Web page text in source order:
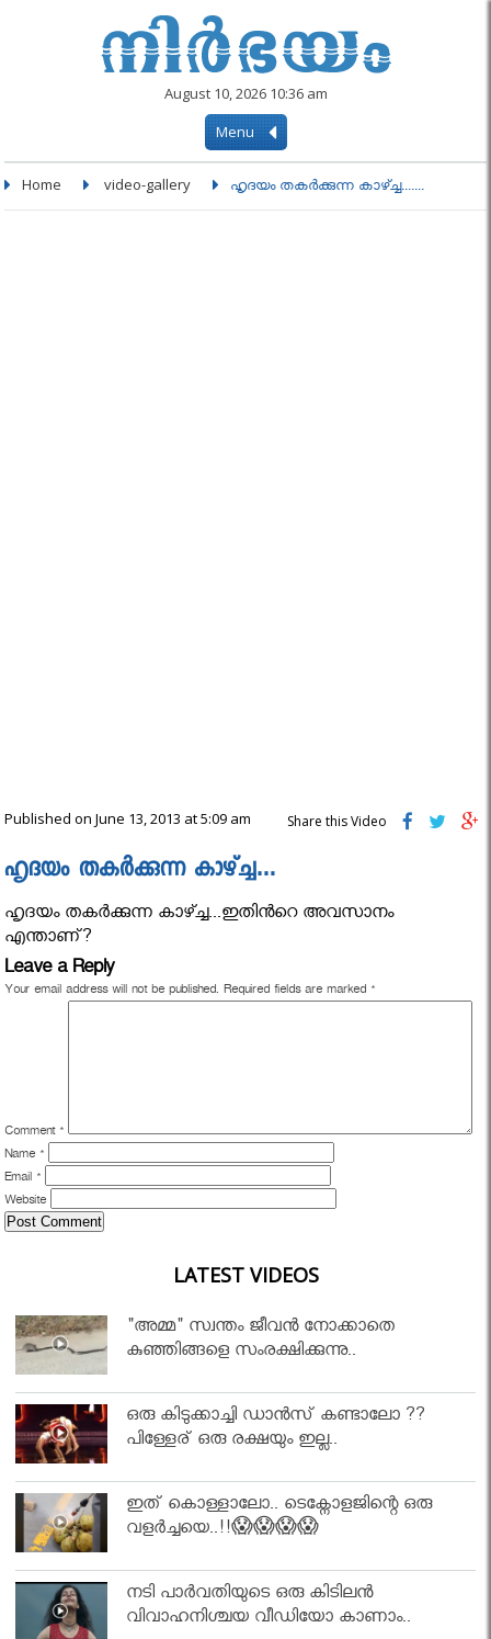
August 10, 2026 10:36 am
Menu
Home video-gallery ഹൃദയം തകര്‍ക്കുന്ന കാഴ്ച്ച.......
Published on June 13, 2013 at 5:09 am Share this Video
ഹൃദയം തകര്‍ക്കുന്ന കാഴ്ച്ച…
ഹൃദയം തകര്‍ക്കുന്ന കാഴ്ച്ച...ഇതിന്‍റെ അവസാനം
എന്താണ്?
Leave a Reply
Your email address will not be published. Required fields are marked *
Comment *
Name *
Email *
Website
LATEST VIDEOS
"അമ്മ" സ്വന്തം ജീവൻ നോക്കാതെ
കുഞ്ഞിങ്ങളെ സംരക്ഷിക്കുന്നു..
ഒരു കിടുക്കാച്ചി ഡാൻസ് കണ്ടാലോ ??
പിള്ളേര് ഒരു രക്ഷയും ഇല്ല..
ഇത് കൊള്ളാലോ.. ടെക്നോളജിന്റെ ഒരു
വളർച്ചയെ..!!😱😱😱😱
നടി പാർവതിയുടെ ഒരു കിടിലൻ
വിവാഹനിശ്ചയ വീഡിയോ കാണാം..